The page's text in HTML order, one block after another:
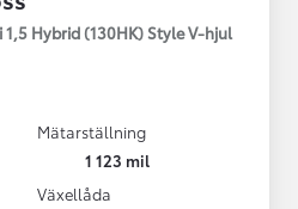
1,5 Hybrid (130HK) Style V-hjul
Mätarställning
1 123 mil
Växellåda